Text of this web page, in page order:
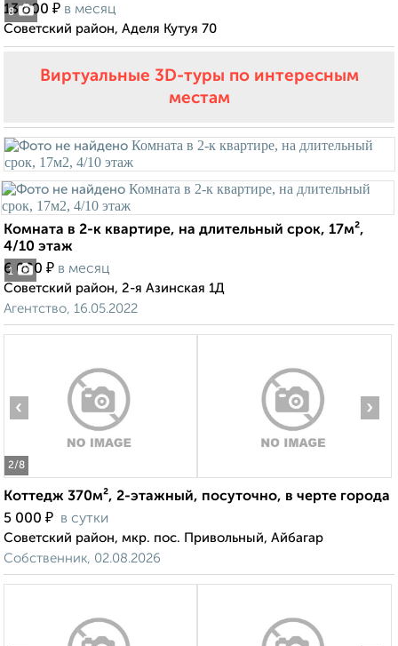
8
13 000 ₽ в месяц
Советский район, Аделя Кутуя 70
Виртуальные 3D-туры по интересным
местам
1
Комната в 2-к квартире, на длительный срок, 17м²,
4/10 этаж
6 000 ₽ в месяц
Советский район, 2-я Азинская 1Д
Агентство, 16.05.2022
2/8
‹ ›
Коттедж 370м², 2-этажный, посуточно, в черте города
5 000 ₽ в сутки
Советский район, мкр. пос. Привольный, Айбагар
Собственник, 02.08.2026